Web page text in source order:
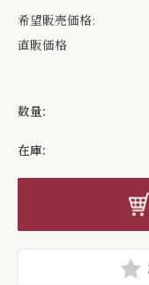
希望販売価格:
直販価格
数量:
在庫: